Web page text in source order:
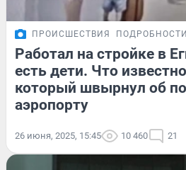
ПРОИСШЕСТВИЯ ПОДРОБНОСТИ
Работал на стройке в
есть дети. Что
который швырнул об
аэропорту
26 июня, 2025, 15:45 10 460 21